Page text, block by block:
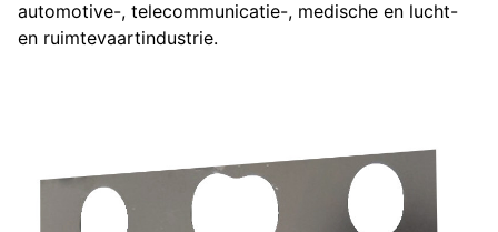
automotive-, telecommunicatie-, medische en lucht-
en ruimtevaartindustrie.